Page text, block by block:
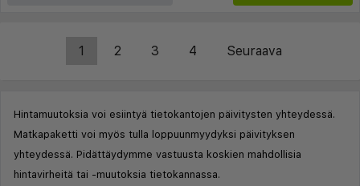
1 2 3 4 Seuraava
Hintamuutoksia voi esiintyä tietokantojen päivitysten yhteydessä.
Matkapaketti voi myös tulla loppuunmyydyksi päivityksen
yhteydessä. Pidättäydymme vastuusta koskien mahdollisia
hintavirheitä tai -muutoksia tietokannassa.